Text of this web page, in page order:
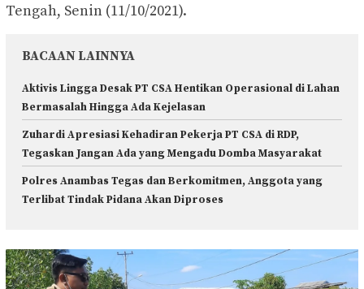
Tengah, Senin (11/10/2021).
BACAAN LAINNYA
Aktivis Lingga Desak PT CSA Hentikan Operasional di Lahan
Bermasalah Hingga Ada Kejelasan
Zuhardi Apresiasi Kehadiran Pekerja PT CSA di RDP,
Tegaskan Jangan Ada yang Mengadu Domba Masyarakat
Polres Anambas Tegas dan Berkomitmen, Anggota yang
Terlibat Tindak Pidana Akan Diproses